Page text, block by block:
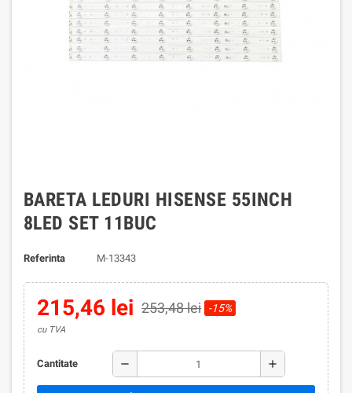
BARETA LEDURI HISENSE 55INCH
8LED SET 11BUC
Referinta M-13343
215,46 lei 253,48 lei -15%
cu TVA
Cantitate remove add